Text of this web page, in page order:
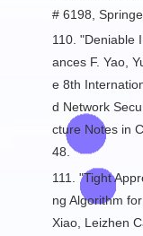
# 6198,
110. "Deniable
ances F. Yao,
e 8th
d Network
cture Notes in
48.
111. "Tight
ng Algorithm
Xiao, Leizhen